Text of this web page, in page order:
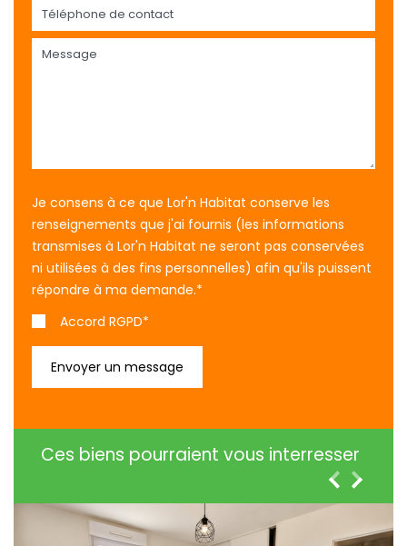
Je consens à ce que Lor'n Habitat conserve les
renseignements que j'ai fournis (les informations
transmises à Lor'n Habitat ne seront pas conservées
ni utilisées à des fins personnelles) afin qu'ils puissent
répondre à ma demande.*
Accord RGPD*
Ces biens pourraient vous interresser